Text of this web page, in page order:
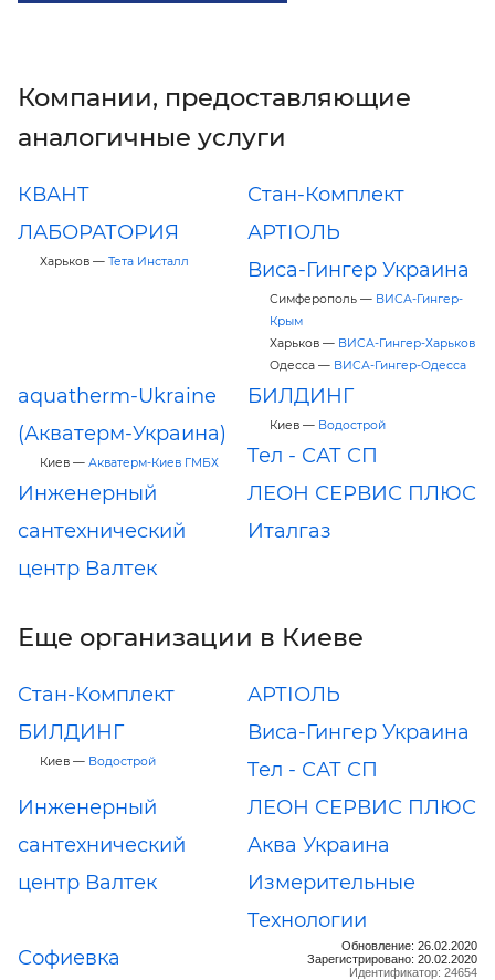
Компании, предоставляющие
аналогичные услуги
КВАНТ
ЛАБОРАТОРИЯ
Харьков — Тета Инсталл
Стан-Комплект
АРТІОЛЬ
Виса-Гингер Украина
Симферополь — ВИСА-Гингер-
Крым
Харьков — ВИСА-Гингер-Харьков
Одесса — ВИСА-Гингер-Одесса
aquatherm-Ukraine
(Акватерм-Украина)
Киев — Акватерм-Киев ГМБХ
БИЛДИНГ
Киев — Водострой
Tел - САТ СП
Инженерный
сантехнический
центр Валтек
ЛЕОН СЕРВИС ПЛЮС
Италгаз
Еще организации в Киеве
Стан-Комплект
АРТІОЛЬ
БИЛДИНГ
Киев — Водострой
Виса-Гингер Украина
Tел - САТ СП
Инженерный
сантехнический
центр Валтек
ЛЕОН СЕРВИС ПЛЮС
Аква Украина
Измерительные
Технологии
Софиевка
Обновление: 26.02.2020
Зарегистрировано: 20.02.2020
Идентификатор: 24654